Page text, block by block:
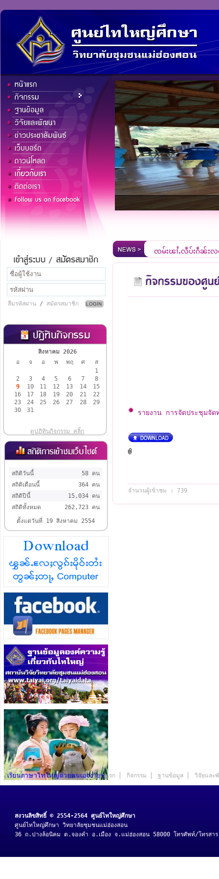
ลืมรหัสผ่าน / สมัครสมาชิก
สิงหาคม 2026
อ
จ อ พ พฤ ศ
ส
1
2
3 4 5 6 7
8
9
10 11 12 13 14
15
16
17 18 19 20 21
22
23
24 25 26 27 28
29
30
31
ดูปฏิทินกิจกรรม คลิ้ก
สถิติวันนี้
58 คน
สถิติเดือนนี้
364 คน
สถิติปีนี้
15,034 คน
สถิติทั้งหมด
262,723 คน
ตั้งแต่วันที่ 19 สิงหาคม 2554
ၸုမ်းၾၢႆႇလဵပ်ႈႁဵၼ်း
รายงาน การจัดประชุมจั
จำนวนผู้เข้าชม : 739
หน้าแรก กิจกรรม ฐานข้อมูล วิจัยและ
สงวนลิขสิทธิ์ © 2554-2564 ศูนย์ไทใหญ่ศึกษา
ศูนย์ไทใหญ่ศึกษา วิทยาลัยชุมชนแม่ฮ่องสอน
36 ถ.ปางล้อนิคม ต.จองคำ อ.เมือง จ.แม่ฮ่องสอน 58000 โทรศัพท์/โทรสา